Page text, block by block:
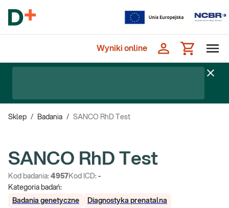
Wyniki online
Sklep / Badania / SANCO RhD Test
SANCO RhD Test
Kod badania: 4957 Kod ICD: -
Kategoria badań:
Badania genetyczne
Diagnostyka prenatalna